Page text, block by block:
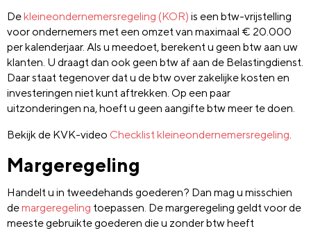
Dekleineondernemersregeling (KOR) is een btw-vrijstelling
voor ondernemers met een omzet van maximaal € 20.000
per kalenderjaar. Als u meedoet, berekent u geen btw aan uw
klanten. U draagt dan ook geen btw af aan de Belastingdienst.
Daar staat tegenover dat u de btw over zakelijke kosten en
investeringen niet kunt aftrekken. Op een paar
uitzonderingen na, hoeft u geen aangifte btw meer te doen.
Bekijk de KVK-video Checklist kleineondernemersregeling
Margeregeling
Handelt u in tweedehands goederen? Dan mag u misschien
demargeregeling toepassen. De margeregeling geldt voor de
meeste gebruikte goederen die u zonder btw heeft